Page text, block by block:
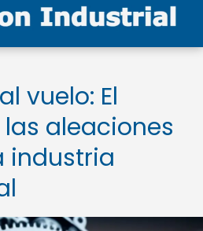
vuelo: El
aleaciones
industria